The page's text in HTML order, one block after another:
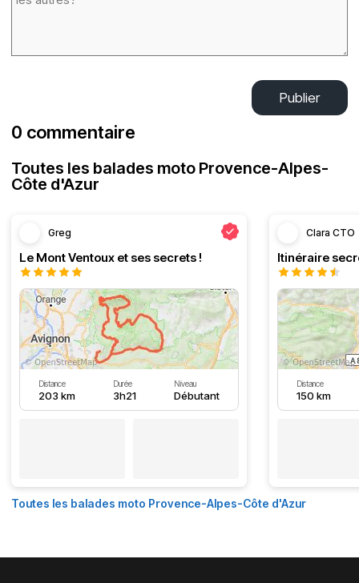
Publier
0 commentaire
Toutes les balades moto Provence-Alpes-
Côte d'Azur
Greg
Le Mont Ventoux et ses secrets !
Distance
203 km
Durée
3h21
Niveau
Débutant
Clara CTO
Distance
150 km
Toutes les balades moto Provence-Alpes-Côte d'Azur